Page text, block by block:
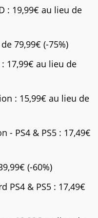
: 19,99€ au lieu de
79,99€ (-75%)
17,99€ au lieu de
: 15,99€ au lieu de
- PS4 & PS5 : 17,49€
(-60%)
PS4 & PS5 : 17,49€